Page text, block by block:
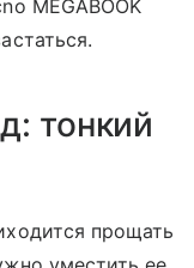
MEGABOOK
тонкий
прощать